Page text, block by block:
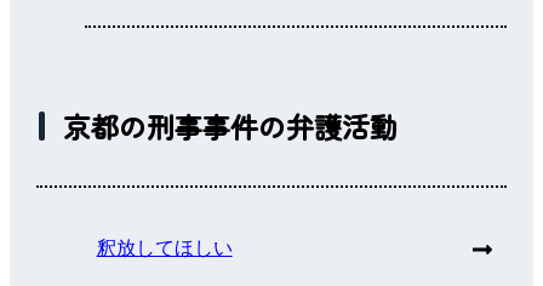
京都の刑事事件の弁護活動
釈放してほしい